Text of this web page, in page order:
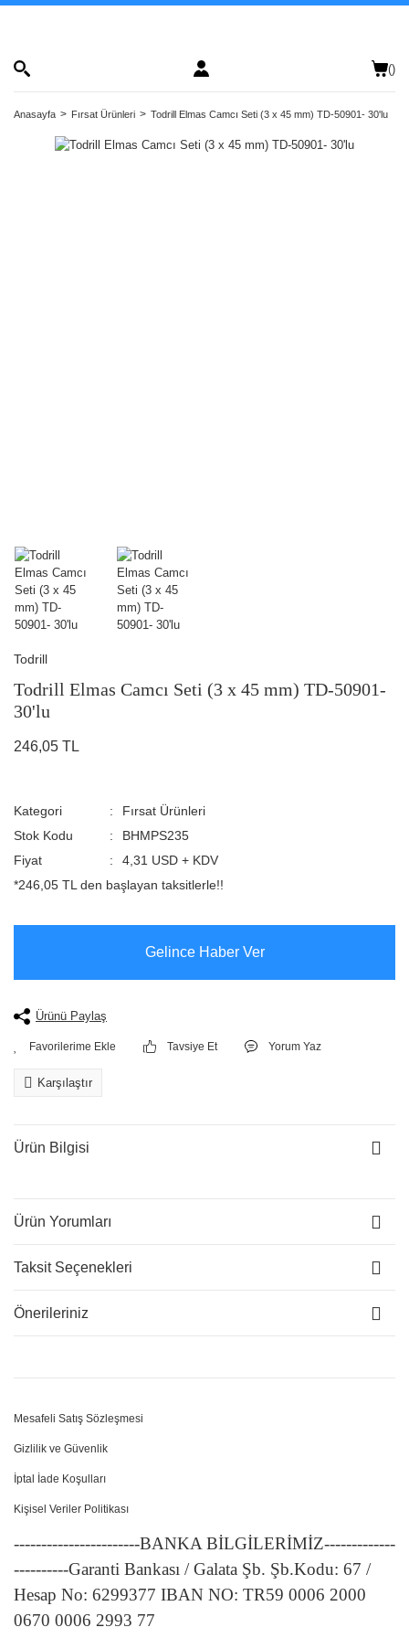
()
Anasayfa Fırsat Ürünleri Todrill Elmas Camcı Seti (3 x 45 mm) TD-50901- 30'lu
Todrill
Todrill Elmas Camcı Seti (3 x 45 mm) TD-50901-
30'lu
246,05 TL
Kategori
Fırsat Ürünleri
Stok Kodu
BHMPS235
Fiyat
4,31 USD + KDV
*246,05 TL den başlayan taksitlerle!!
Gelince Haber Ver
Ürünü Paylaş
Tavsiye Et Yorum Yaz
Karşılaştır
Ürün Bilgisi
Ürün Yorumları
Taksit Seçenekleri
Önerileriniz
Mesafeli Satış Sözleşmesi
Gizlilik ve Güvenlik
İptal İade Koşulları
Kişisel Veriler Politikası
-----------------------BANKA BİLGİLERİMİZ-------------
----------Garanti Bankası / Galata Şb. Şb.Kodu: 67 /
Hesap No: 6299377 IBAN NO: TR59 0006 2000
0670 0006 2993 77